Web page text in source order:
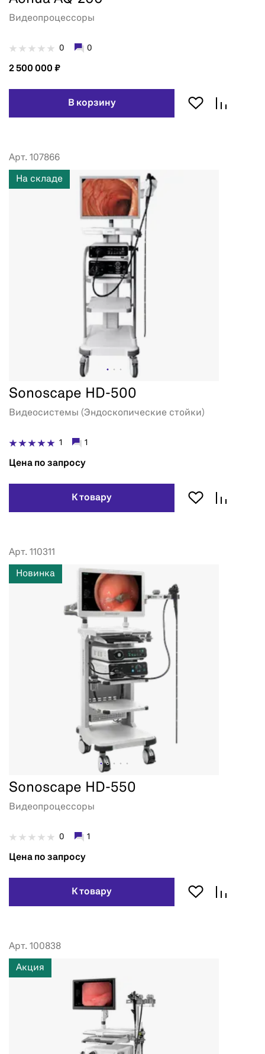
Видеопроцессоры
0 0
2 500 000 ₽
В корзину
Арт. 107866
На складе
Sonoscape HD-500
Видеосистемы (Эндоскопические стойки)
1 1
Цена по запросу
К товару
Арт. 110311
Новинка
Sonoscape HD-550
Видеопроцессоры
0 1
Цена по запросу
К товару
Арт. 100838
Акция